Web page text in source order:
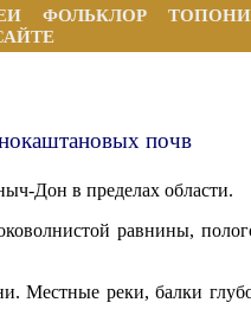
ФОЛЬКЛОР
почв
Дон в пределах области.
равнины,
Местные реки, балки